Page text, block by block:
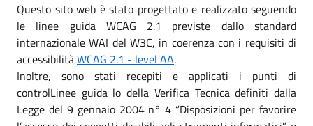
Questo sito web è stato progettato e realizzato seguendo
le linee guida WCAG 2.1 previste dallo standard
internazionale WAI del W3C, in coerenza con i requisiti di
accessibilitàWCAG 2.1 - level AA.
Inoltre, sono stati recepiti e applicati i punti di
controlLinee guida lo della Verifica Tecnica definiti dalla
Legge del 9 gennaio 2004 n° 4 “Disposizioni per favorire